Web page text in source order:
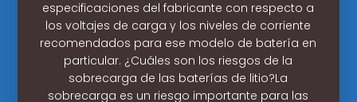
especificaciones del fabricante con respecto a
los voltajes de carga y los niveles de corriente
recomendados para ese modelo de batería en
particular. ¿Cuáles son los riesgos de la
sobrecarga de las baterías de litio?La
sobrecarga es un riesgo importante para las